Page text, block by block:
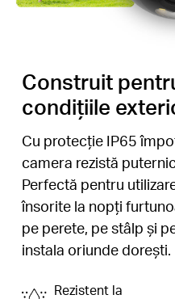
Construit
condițiile
Cu protecție IP65
camera rezistă
Perfectă pentru
însorite la nopți
pe perete, pe stâlp și
instala oriunde dorești.
Rezistent la